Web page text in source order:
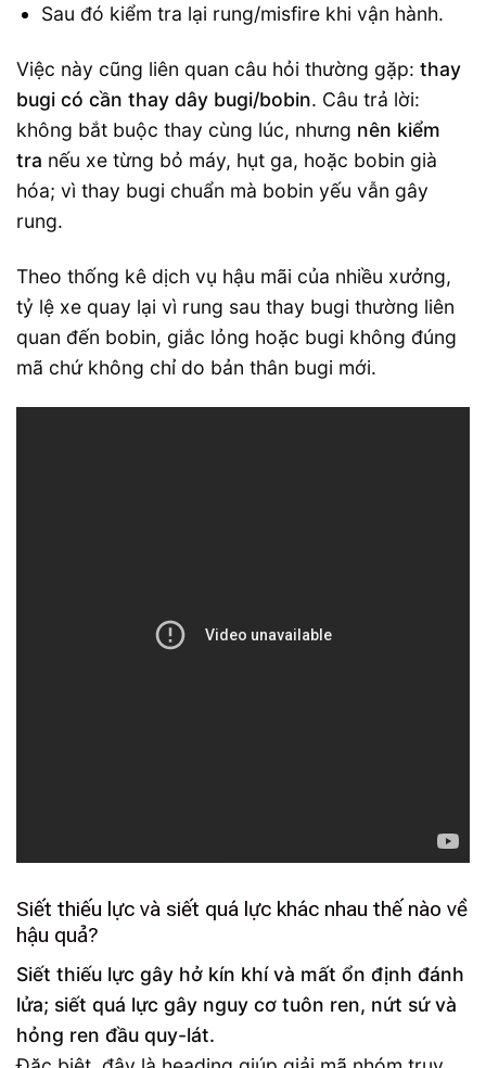
Sau đó kiểm tra lại rung/misfire khi vận hành.
Việc này cũng liên quan câu hỏi thường gặp: thay
bugi có cần thay dây bugi/bobin. Câu trả lời:
không bắt buộc thay cùng lúc, nhưng nên kiểm
tra nếu xe từng bỏ máy, hụt ga, hoặc bobin già
hóa; vì thay bugi chuẩn mà bobin yếu vẫn gây
rung.
Theo thống kê dịch vụ hậu mãi của nhiều xưởng,
tỷ lệ xe quay lại vì rung sau thay bugi thường liên
quan đến bobin, giắc lỏng hoặc bugi không đúng
mã chứ không chỉ do bản thân bugi mới.
Siết thiếu lực và siết quá lực khác nhau thế nào về
hậu quả?
Siết thiếu lực gây hở kín khí và mất ổn định đánh
lửa; siết quá lực gây nguy cơ tuôn ren, nứt sứ và
hỏng ren đầu quy-lát.